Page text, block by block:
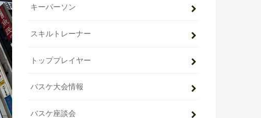
キーパーソン
スキルトレーナー
トッププレイヤー
バスケ大会情報
バスケ座談会